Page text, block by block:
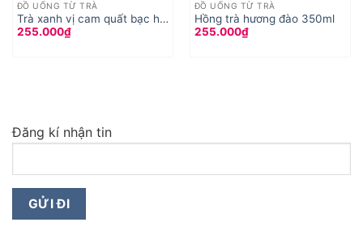
ĐỒ UỐNG TỪ TRÀ
Trà xanh vị cam quất bạc hà
350ml
255.000₫
ĐỒ UỐNG TỪ TRÀ
Hồng trà hương đào 350ml
255.000₫
Đăng kí nhận tin